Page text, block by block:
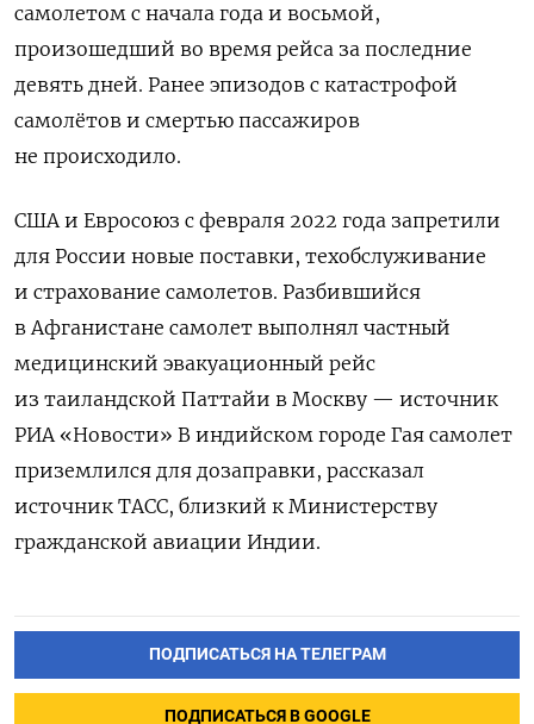
самолетом с начала года и восьмой,
произошедший во время рейса за последние
девять дней. Ранее эпизодов с катастрофой
самолётов и смертью пассажиров
не происходило.
США и Евросоюз с февраля 2022 года запретили
для России новые поставки, техобслуживание
и страхование самолетов. Разбившийся
в Афганистане самолет выполнял частный
медицинский эвакуационный рейс
из таиландской Паттайи в Москву — источник
РИА «Новости» В индийском городе Гая самолет
приземлился для дозаправки, рассказал
источник ТАСС, близкий к Министерству
гражданской авиации Индии.
ПОДПИСАТЬСЯ НА ТЕЛЕГРАМ
ПОДПИСАТЬСЯ В GOOGLE